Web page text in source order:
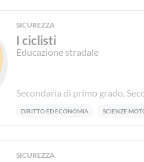
SICUREZZA
I ciclisti
Educazione stradale
Secondaria di primo grado,
DIRITTO ED ECONOMIA SCIENZE
SICUREZZA